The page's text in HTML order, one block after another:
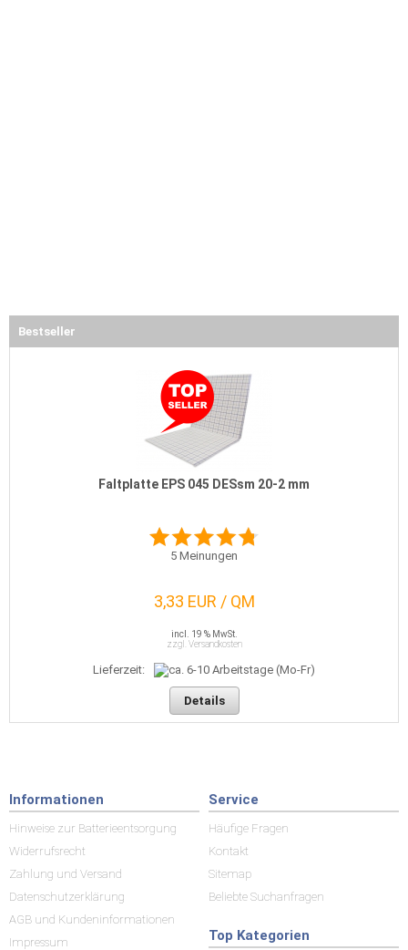
Bestseller
Faltplatte EPS 045 DESsm 20-2 mm
5 Meinungen
3,33 EUR / QM
incl. 19 % MwSt.
zzgl. Versandkosten
Lieferzeit:
Details
Informationen
Hinweise zur Batterieentsorgung
Widerrufsrecht
Zahlung und Versand
Datenschutzerklärung
AGB und Kundeninformationen
Impressum
Service
Häufige Fragen
Kontakt
Sitemap
Beliebte Suchanfragen
Top Kategorien